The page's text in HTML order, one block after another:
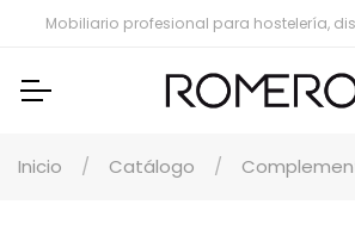
Mobiliario profesional para hostelería,
Inicio Catálogo